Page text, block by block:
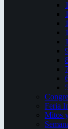
Feria
Mitos